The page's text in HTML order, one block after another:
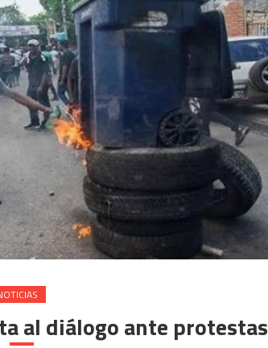
al diálogo ante protestas